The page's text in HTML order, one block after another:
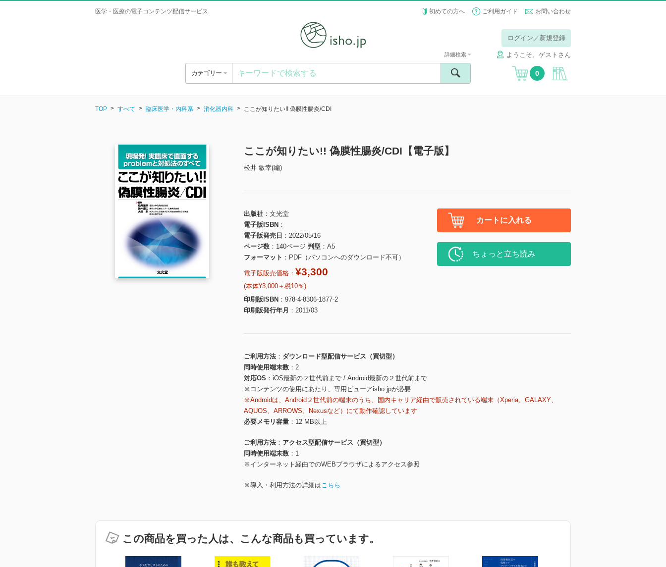
医学・医療の電子コンテンツ配信サービス 初めての方へ ご利用ガイド お問い合わせ
ログイン／新規登録
ようこそ、ゲストさん
カテゴリー
詳細検索
0
TOP すべて 臨床医学・内科系 消化器内科 ここが知りたい!! 偽膜性腸炎/CDI
ここが知りたい!! 偽膜性腸炎/CDI【電子版】
松井 敏幸(編)
出版社
文光堂
電子版ISBN
電子版発売日
2022/05/16
ページ数
140ページ 判型
A5
フォーマット
PDF（パソコンへのダウンロード不可）
電子版販売価格： ¥3,300
(本体¥3,000＋税10％)
印刷版ISBN
978-4-8306-1877-2
印刷版発行年月
2011/03
カートに入れる
ちょっと立ち読み
ご利用方法
ダウンロード型配信サービス（買切型）
同時使用端末数
2
対応OS
iOS最新の２世代前まで / Android最新の２世代前まで
※コンテンツの使用にあたり、専用ビューアisho.jpが必要
※Androidは、Android２世代前の端末のうち、国内キャリア経由で販売されている端末（Xperia、GALAXY、
AQUOS、ARROWS、Nexusなど）にて動作確認しています
必要メモリ容量
12 MB以上
ご利用方法
アクセス型配信サービス（買切型）
同時使用端末数
1
※インターネット経由でのWEBブラウザによるアクセス参照
※導入・利用方法の詳細はこちら
この商品を買った人は、こんな商品も買っています。